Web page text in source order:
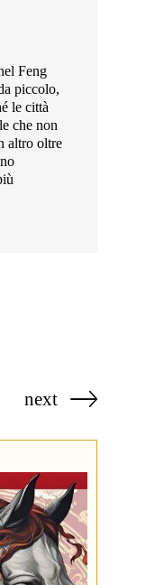
Feng
piccolo,
le città
che non
altro oltre
next